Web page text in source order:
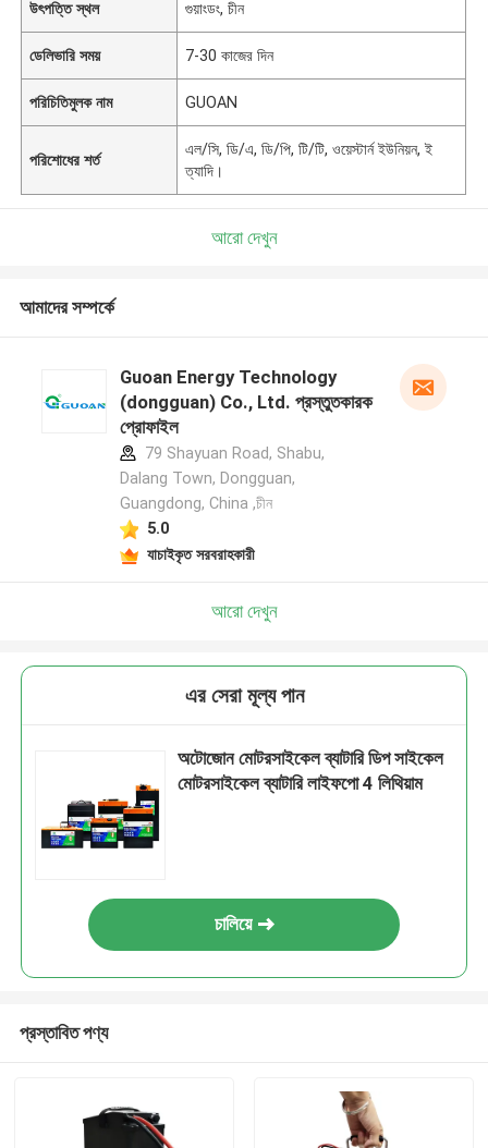
উৎপত্তি স্থল গুয়াংডং, চীন
ডেলিভারি সময় 7-30 কাজের দিন
পরিচিতিমুলক নাম GUOAN
পরিশোধের শর্ত
এল/সি, ডি/এ, ডি/পি, টি/টি, ওয়েস্টার্ন ইউনিয়ন, ই
ত্যাদি।
আরো দেখুন
আমাদের সম্পর্কে
Guoan Energy Technology
(dongguan) Co., Ltd. প্রস্তুতকারক
প্রোফাইল
79 Shayuan Road, Shabu,
Dalang Town, Dongguan,
Guangdong, China ,চীন
5.0
যাচাইকৃত সরবরাহকারী
আরো দেখুন
এর সেরা মূল্য পান
অটোজোন মোটরসাইকেল ব্যাটারি ডিপ সাইকেল
মোটরসাইকেল ব্যাটারি লাইফপো 4 লিথিয়াম
চালিয়ে
প্রস্তাবিত পণ্য